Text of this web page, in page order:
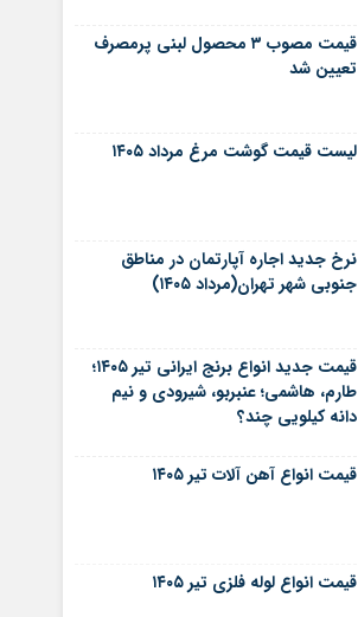
قیمت مصوب ۳ محصول لبنی پرمصرف
تعیین شد
لیست قیمت گوشت مرغ مرداد ۱۴۰۵
نرخ جدید اجاره آپارتمان در مناطق
جنوبی شهر تهران(مرداد ۱۴۰۵)
قیمت جدید انواع برنج ایرانی تیر ۱۴۰۵؛
طارم، هاشمی؛ عنبربو، شیرودی و نیم
دانه کیلویی چند؟
قیمت انواع آهن آلات تیر ۱۴۰۵
قیمت انواع لوله فلزی تیر ۱۴۰۵